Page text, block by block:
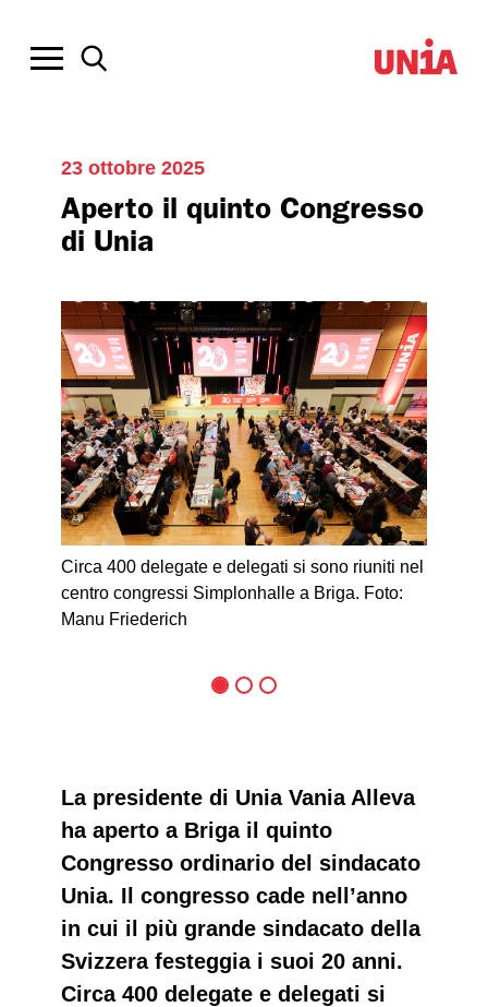
23 ottobre 2025
Aperto il quinto Congresso
di Unia
Circa 400 delegate e delegati si sono riuniti nel
centro congressi Simplonhalle a Briga. Foto:
Manu Friederich
La presidente di Unia Vania Alleva
ha aperto a Briga il quinto
Congresso ordinario del sindacato
Unia. Il congresso cade nell’anno
in cui il più grande sindacato della
Svizzera festeggia i suoi 20 anni.
Circa 400 delegate e delegati si